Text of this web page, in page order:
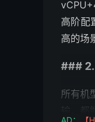
高阶配
高的场
### 2.
所有机